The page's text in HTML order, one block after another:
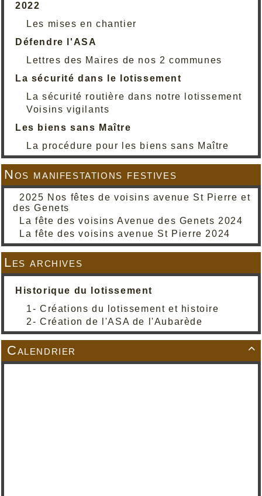
2022
Les mises en chantier
Défendre l'ASA
Lettres des Maires de nos 2 communes
La sécurité dans le lotissement
La sécurité routière dans notre lotissement
Voisins vigilants
Les biens sans Maître
La procédure pour les biens sans Maître
Nos manifestations festives
2025 Nos fêtes de voisins avenue St Pierre et
des Genets
La fête des voisins Avenue des Genets 2024
La fête des voisins avenue St Pierre 2024
Les archives
Historique du lotissement
1- Créations du lotissement et histoire
2- Création de l'ASA de l'Aubarède

Calendrier